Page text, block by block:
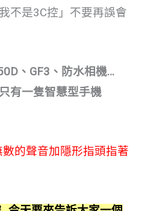
不是3C控」不要再誤會
、GF3、防水相機…
有一隻智慧型手機
的聲音加隱形指頭指著